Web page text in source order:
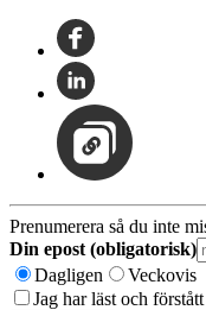
Prenumerera så du inte
Din epost (obligatorisk)
Dagligen
Veckovis
Jag har läst och